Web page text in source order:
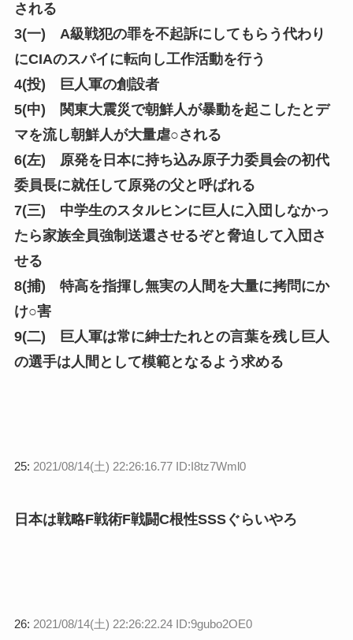
される
3(一) A級戦犯の罪を不起訴にしてもらう代わり
にCIAのスパイに転向し工作活動を行う
4(投) 巨人軍の創設者
5(中) 関東大震災で朝鮮人が暴動を起こしたとデ
マを流し朝鮮人が大量虐○される
6(左) 原発を日本に持ち込み原子力委員会の初代
委員長に就任して原発の父と呼ばれる
7(三) 中学生のスタルヒンに巨人に入団しなかっ
たら家族全員強制送還させるぞと脅迫して入団さ
せる
8(捕) 特高を指揮し無実の人間を大量に拷問にか
け○害
9(二) 巨人軍は常に紳士たれとの言葉を残し巨人
の選手は人間として模範となるよう求める
25: 2021/08/14(土) 22:26:16.77 ID:I8tz7Wml0
日本は戦略F戦術F戦闘C根性SSSぐらいやろ
26: 2021/08/14(土) 22:26:22.24 ID:9gubo2OE0